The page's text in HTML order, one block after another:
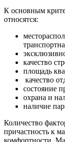
К основным
относятся:
качество
площадь
качество
состояние
охрана и
наличие
Количество
причастность к